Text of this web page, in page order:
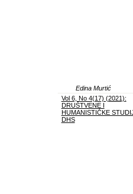
Edina Murtić
Vol 6, No 4(17) (2021):
DRUŠTVENE I
HUMANISTIČKE
DHS